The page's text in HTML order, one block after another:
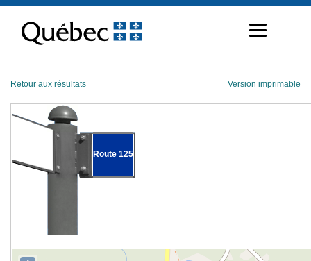
contenu
Retour aux résultats Version imprimable
Route 125